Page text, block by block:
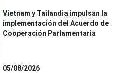
Vietnam y Tailandia impulsan la
implementación del Acuerdo de
Cooperación Parlamentaria
05/08/2026